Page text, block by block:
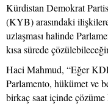
Kürdistan Demokrat
(KYB) arasındaki
uzlaşması halinde
kısa sürede
Haci Mahmud, “Eğer
Parlamento, hükümet ve
birkaç saat içinde